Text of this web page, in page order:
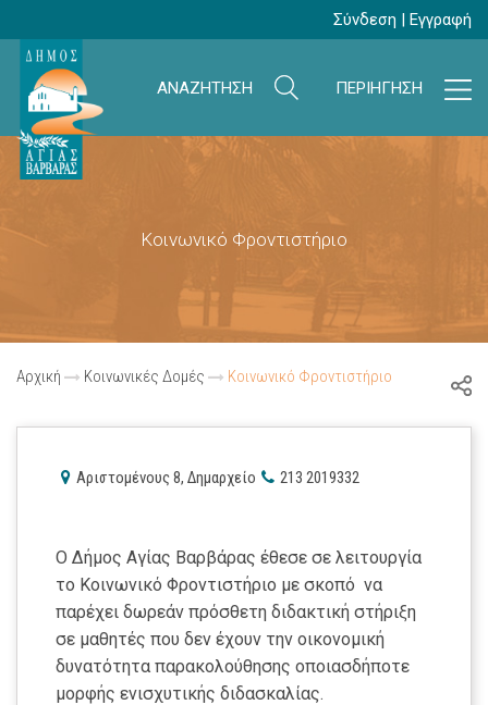
Σύνδεση | Εγγραφή
ΑΝΑΖΗΤΗΣΗ ΠΕΡΙΗΓΗΣΗ
Κοινωνικό Φροντιστήριο
Αρχική Κοινωνικές Δομές Κοινωνικό Φροντιστήριο
Αριστομένους 8, Δημαρχείο 213 2019332
Ο Δήμος Αγίας Βαρβάρας έθεσε σε λειτουργία
το Κοινωνικό Φροντιστήριο με σκοπό να
παρέχει δωρεάν πρόσθετη διδακτική στήριξη
σε μαθητές που δεν έχουν την οικονομική
δυνατότητα παρακολούθησης οποιασδήποτε
μορφής ενισχυτικής διδασκαλίας.